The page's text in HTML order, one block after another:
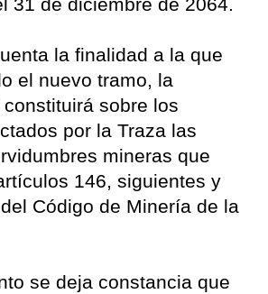
31 de diciembre de 2064.
la finalidad a la que
el nuevo tramo, la
sobre los
por la Traza las
mineras que
146, siguientes y
Código de Minería de la
se deja constancia que